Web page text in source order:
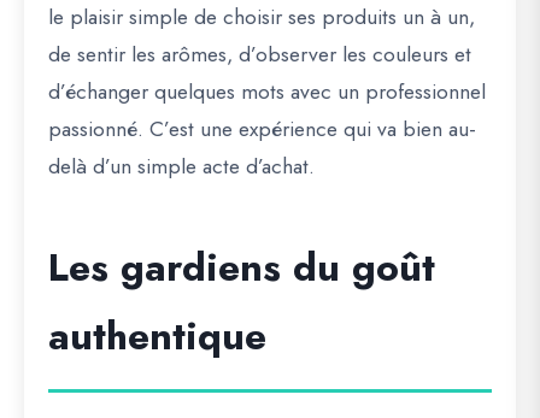
le plaisir simple de choisir ses produits un à un,
de sentir les arômes, d’observer les couleurs et
d’échanger quelques mots avec un professionnel
passionné. C’est une expérience qui va bien au-
delà d’un simple acte d’achat.
Les gardiens du goût
authentique